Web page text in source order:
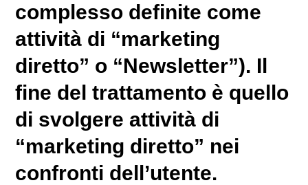
complesso definite come
attività di “marketing
diretto” o “Newsletter”). Il
fine del trattamento è quello
di svolgere attività di
“marketing diretto” nei
confronti dell’utente.